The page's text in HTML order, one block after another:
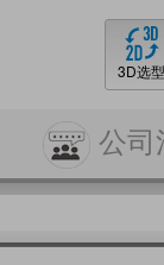
3D选型
公